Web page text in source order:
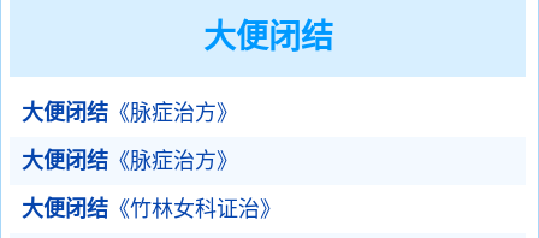
大便闭结
大便闭结 《脉症治方》
大便闭结 《脉症治方》
大便闭结 《竹林女科证治》